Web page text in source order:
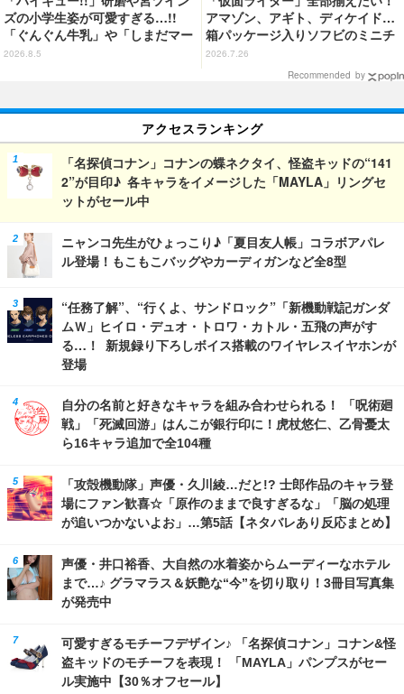
ズの小学生姿が可愛すぎる…!!
「ぐんぐん牛乳」や「しまだマー
ト」デザインのグッズも!? ロー
2026.8.5
アマゾン、アギト、ディケイド…
箱パッケージ入りソフビのミニチ
ュアが登場
2026.7.26
Recommended by
アクセスランキング
「名探偵コナン」コナンの蝶ネクタイ、怪盗キッドの“141
2”が目印♪ 各キャラをイメージした「MAYLA」リングセ
ットがセール中
ニャンコ先生がひょっこり♪「夏目友人帳」コラボアパレ
ル登場！もこもこバッグやカーディガンなど全8型
“任務了解”、“行くよ、サンドロック”「新機動戦記ガンダ
ムＷ」ヒイロ・デュオ・トロワ・カトル・五飛の声がす
る…！ 新規録り下ろしボイス搭載のワイヤレスイヤホンが
登場
自分の名前と好きなキャラを組み合わせられる！ 「呪術廻
戦」「死滅回游」はんこが銀行印に！虎杖悠仁、乙骨憂太
ら16キャラ追加で全104種
「攻殻機動隊」声優・久川綾…だと!? 士郎作品のキャラ登
場にファン歓喜☆「原作のままで良すぎるな」「脳の処理
が追いつかないよお」…第5話【ネタバレあり反応まとめ】
声優・井口裕香、大自然の水着姿からムーディーなホテル
まで…♪ グラマラス＆妖艶な“今”を切り取り！3冊目写真集
が発売中
可愛すぎるモチーフデザイン♪ 「名探偵コナン」コナン&怪
盗キッドのモチーフを表現！ 「MAYLA」パンプスがセー
ル実施中【30％オフセール】